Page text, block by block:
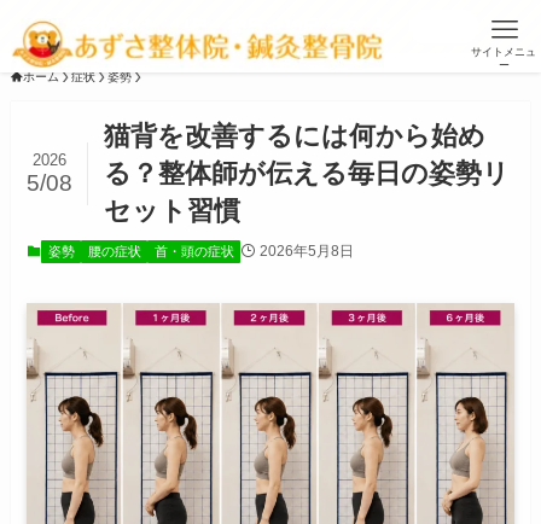
サイトメニュ
ー
ホーム 症状 姿勢
猫背を改善するには何から始め
る？整体師が伝える毎日の姿勢リ
セット習慣
2026
5/08
姿勢 腰の症状 首・頭の症状 2026年5月8日